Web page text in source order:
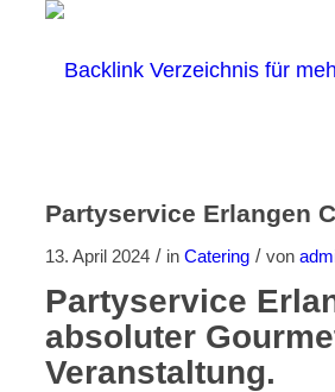
Partyservice Erlangen
13. April 2024 / in Catering / von
Partyservice
absoluter
Veranstaltung.